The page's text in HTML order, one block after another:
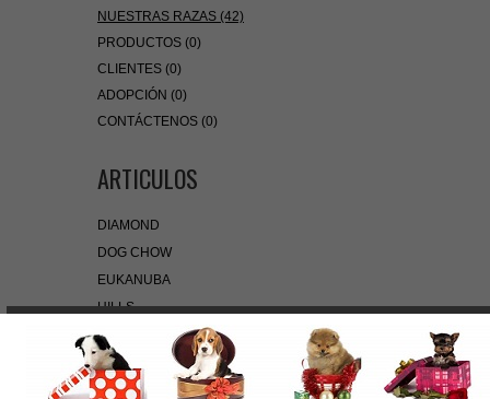
NUESTRAS RAZAS (42)
PRODUCTOS (0)
CLIENTES (0)
ADOPCIÓN (0)
CONTÁCTENOS (0)
ARTICULOS
DIAMOND
DOG CHOW
EUKANUBA
HILLS
NUTRA NUGGETS
OF THE WILD
PEDIGREE